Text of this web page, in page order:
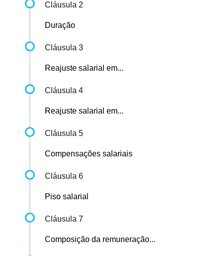
Cláusula 2
Duração
Cláusula 3
Reajuste salarial em...
Cláusula 4
Reajuste salarial em...
Cláusula 5
Compensações salariais
Cláusula 6
Piso salarial
Cláusula 7
Composição da remuneração...